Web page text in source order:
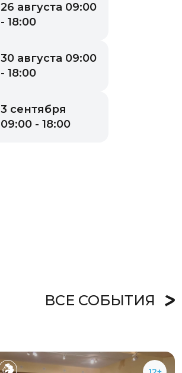
26 августа 09:00
- 18:00
30 августа 09:00
- 18:00
3 сентября
09:00 - 18:00
ВСЕ СОБЫТИЯ